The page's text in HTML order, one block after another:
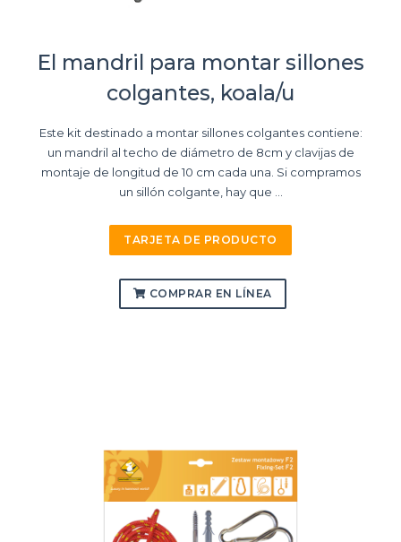
El mandril para montar sillones
colgantes, koala/u
Este kit destinado a montar sillones colgantes contiene:
un mandril al techo de diámetro de 8cm y clavijas de
montaje de longitud de 10 cm cada una. Si compramos
un sillón colgante, hay que ...
TARJETA DE PRODUCTO
COMPRAR EN LÍNEA